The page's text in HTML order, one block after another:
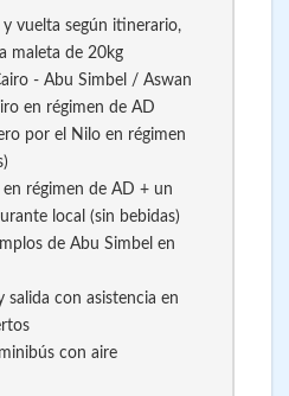
y vuelta según itinerario,
maleta de 20kg
- Abu Simbel / Aswan
en régimen de AD
por el Nilo en régimen
régimen de AD + un
local (sin bebidas)
de Abu Simbel en
salida con asistencia en
con aire